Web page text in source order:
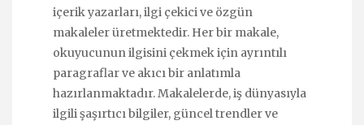
içerik yazarları, ilgi çekici ve özgün
makaleler üretmektedir. Her bir makale,
okuyucunun ilgisini çekmek için ayrıntılı
paragraflar ve akıcı bir anlatımla
hazırlanmaktadır. Makalelerde, iş dünyasıyla
ilgili şaşırtıcı bilgiler, güncel trendler ve